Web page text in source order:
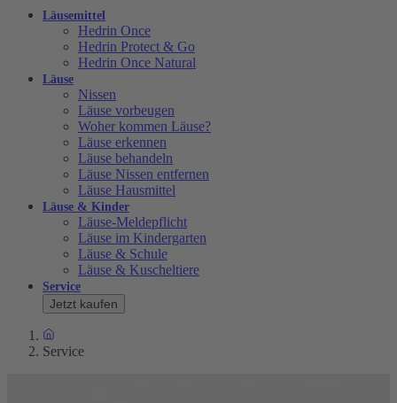
Läusemittel
Hedrin Once
Hedrin Protect & Go
Hedrin Once Natural
Läuse
Nissen
Läuse vorbeugen
Woher kommen Läuse?
Läuse erkennen
Läuse behandeln
Läuse Nissen entfernen
Läuse Hausmittel
Läuse & Kinder
Läuse-Meldepflicht
Läuse im Kindergarten
Läuse & Schule
Läuse & Kuscheltiere
Service
Jetzt kaufen
Service